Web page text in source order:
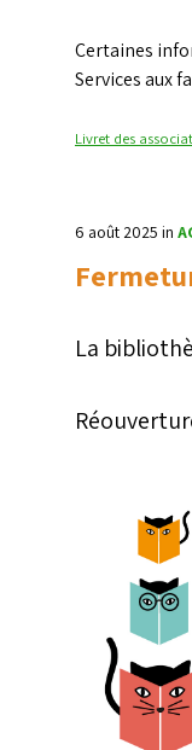
Certaines
Services aux
Livret des
6 août 2025 in
La